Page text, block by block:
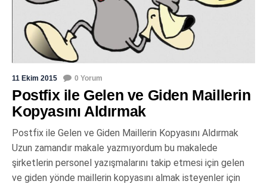
11 Ekim 2015 0 Yorum
Postfix ile Gelen ve Giden Maillerin
Kopyasını Aldırmak
Postfix ile Gelen ve Giden Maillerin Kopyasını Aldırmak
Uzun zamandır makale yazmıyordum bu makalede
şirketlerin personel yazışmalarını takip etmesi için gelen
ve giden yönde maillerin kopyasını almak isteyenler için